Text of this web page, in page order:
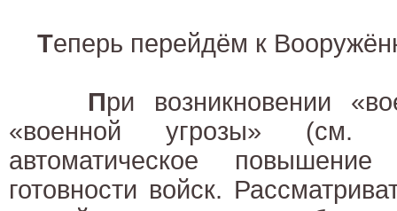
Теперь перейдём к
При возникновении
«военной угрозы» (см.
автоматическое
готовности войск.